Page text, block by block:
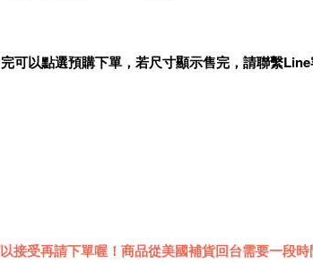
可以點選預購下單，若尺寸顯示售完，請聯繫
接受再請下單喔！商品從美國補貨回台需要一段時